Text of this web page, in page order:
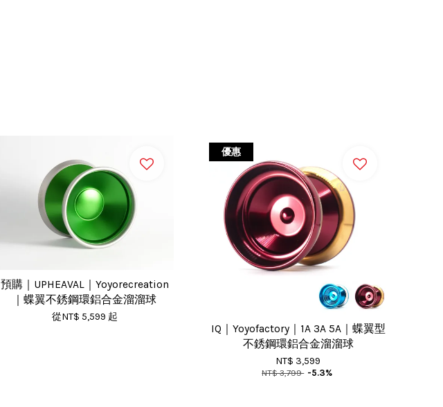
預購｜UPHEAVAL｜Yoyorecreation
｜蝶翼不銹鋼環鋁合金溜溜球
從NT$ 5,599 起
優惠
IQ｜Yoyofactory｜1A 3A 5A｜蝶翼型
不銹鋼環鋁合金溜溜球
NT$ 3,599
NT$ 3,799 -5.3%